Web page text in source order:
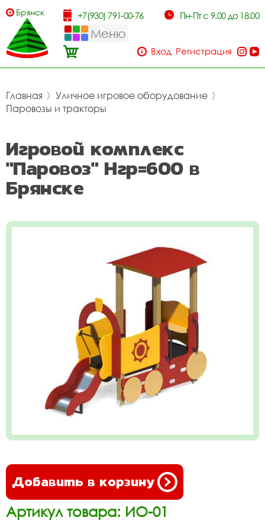
Брянск +7(930) 791-00-76 Пн-Пт с 9.00 до 18.00
Меню
Вход Регистрация
Главная 〉 Уличное игровое оборудование 〉
Паровозы и тракторы
Игровой комплекс
"Паровоз" Нгр=600 в
Брянске
Добавить в корзину
Артикул товара: ИО-01